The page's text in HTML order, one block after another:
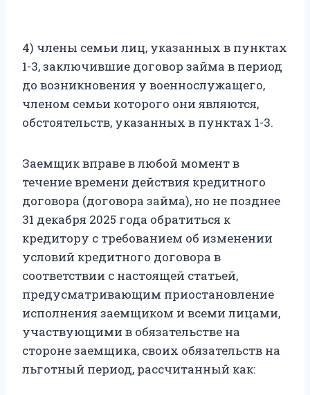
4) члены семьи лиц, указанных в пунктах
1-3, заключившие договор займа в период
до возникновения у военнослужащего,
членом семьи которого они являются,
обстоятельств, указанных в пунктах 1-3.
Заемщик вправе в любой момент в
течение времени действия кредитного
договора (договора займа), но не позднее
31 декабря 2025 года обратиться к
кредитору с требованием об изменении
условий кредитного договора в
соответствии с настоящей статьей,
предусматривающим приостановление
исполнения заемщиком и всеми лицами,
участвующими в обязательстве на
стороне заемщика, своих обязательств на
льготный период, рассчитанный как: